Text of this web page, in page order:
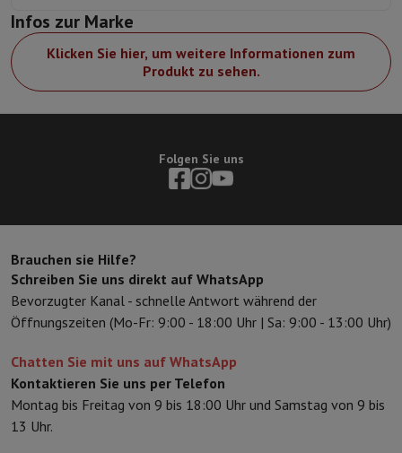
Infos zur Marke
Klicken Sie hier, um weitere Informationen zum
Produkt zu sehen.
Folgen Sie uns
Brauchen sie Hilfe?
Schreiben Sie uns direkt auf WhatsApp
Bevorzugter Kanal - schnelle Antwort während der
Öffnungszeiten (Mo-Fr: 9:00 - 18:00 Uhr | Sa: 9:00 - 13:00 Uhr)
Chatten Sie mit uns auf WhatsApp
Kontaktieren Sie uns per Telefon
Montag bis Freitag von 9 bis 18:00 Uhr und Samstag von 9 bis
13 Uhr.